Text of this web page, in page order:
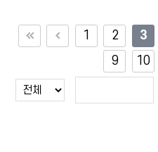
1 2 3
9
10